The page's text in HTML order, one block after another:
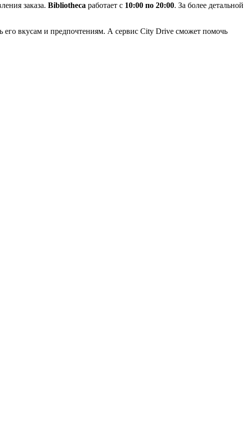
заказа. Bibliotheca работает с 10:00 по 20:00. За более детальной
его вкусам и предпочтениям. А сервис City Drive сможет помочь